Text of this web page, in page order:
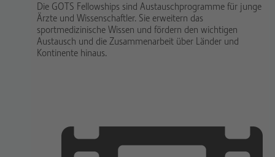
Die GOTS Fellowships sind Austauschprogramme für junge
Ärzte und Wissenschaftler. Sie erweitern das
sportmedizinische Wissen und fördern den wichtigen
Austausch und die Zusammenarbeit über Länder und
Kontinente hinaus.